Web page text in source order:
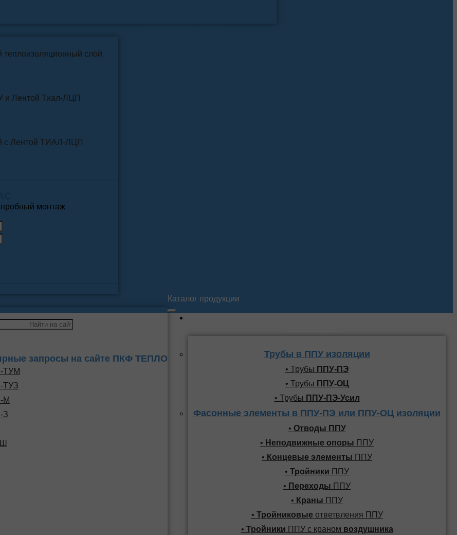
пробный монтаж
запросы на сайте ПКФ ТЕПЛО
ТУМ
ТУЗ
М
З
Каталог продукции
Трубы в ППУ изоляции
• Трубы ППУ-ПЭ
• Трубы ППУ-ОЦ
• Трубы ППУ-ПЭ-Усил
Фасонные элементы в ППУ-ПЭ или ППУ-ОЦ изоляции
• Отводы ППУ
• Неподвижные опоры ППУ
• Концевые элементы ППУ
• Тройники ППУ
• Переходы ППУ
• Краны ППУ
• Тройниковые ответвления ППУ
• Тройники ППУ с краном воздушника